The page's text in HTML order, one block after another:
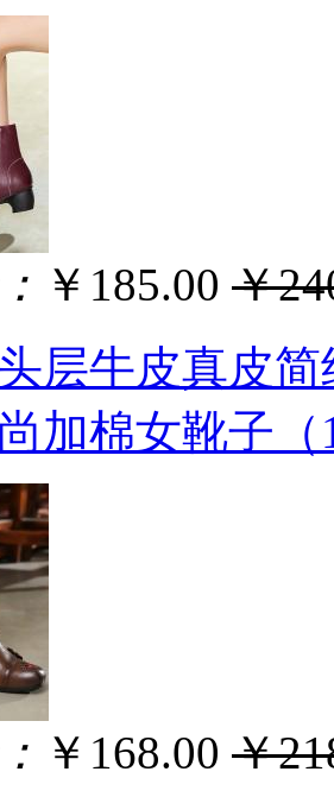
￥185.00 ￥
层牛皮真皮
加棉女靴子（
￥168.00 ￥